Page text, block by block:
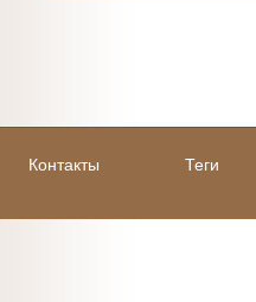
Контакты Теги